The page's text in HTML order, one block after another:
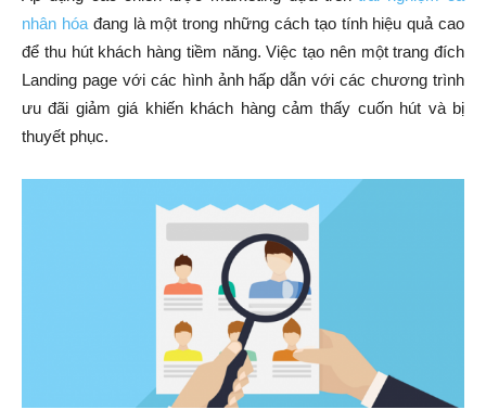
nhân hóađang là một trong những cách tạo tính hiệu quả cao
để thu hút khách hàng tiềm năng. Việc tạo nên một trang đích
Landing page với các hình ảnh hấp dẫn với các chương trình
ưu đãi giảm giá khiến khách hàng cảm thấy cuốn hút và bị
thuyết phục.